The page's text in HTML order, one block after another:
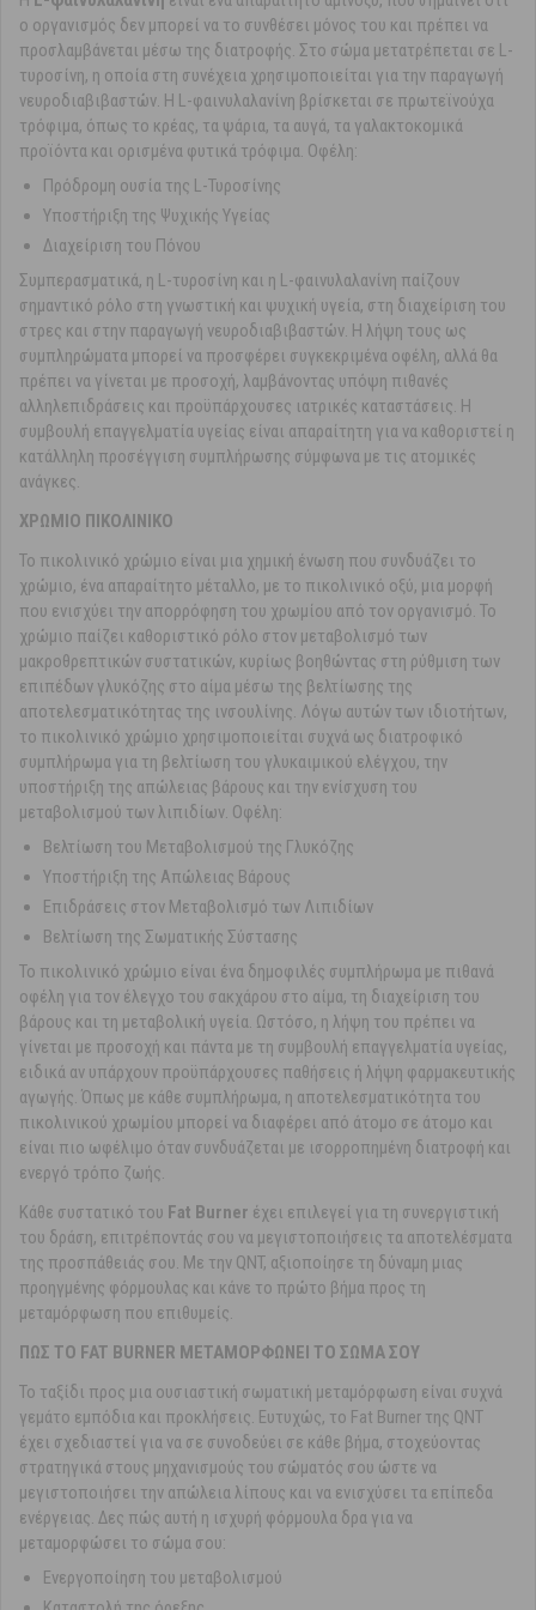
ο οργανισμός δεν μπορεί να το συνθέσει μόνος του και πρέπει να
προσλαμβάνεται μέσω της διατροφής. Στο σώμα μετατρέπεται σε L-
τυροσίνη, η οποία στη συνέχεια χρησιμοποιείται για την παραγωγή
νευροδιαβιβαστών. Η L-φαινυλαλανίνη βρίσκεται σε πρωτεϊνούχα
τρόφιμα, όπως το κρέας, τα ψάρια, τα αυγά, τα γαλακτοκομικά
προϊόντα και ορισμένα φυτικά τρόφιμα. Οφέλη:
Πρόδρομη ουσία της L-Τυροσίνης
Υποστήριξη της Ψυχικής Υγείας
Διαχείριση του Πόνου
Συμπερασματικά, η L-τυροσίνη και η L-φαινυλαλανίνη παίζουν
σημαντικό ρόλο στη γνωστική και ψυχική υγεία, στη διαχείριση του
στρες και στην παραγωγή νευροδιαβιβαστών. Η λήψη τους ως
συμπληρώματα μπορεί να προσφέρει συγκεκριμένα οφέλη, αλλά θα
πρέπει να γίνεται με προσοχή, λαμβάνοντας υπόψη πιθανές
αλληλεπιδράσεις και προϋπάρχουσες ιατρικές καταστάσεις. Η
συμβουλή επαγγελματία υγείας είναι απαραίτητη για να καθοριστεί η
κατάλληλη προσέγγιση συμπλήρωσης σύμφωνα με τις ατομικές
ανάγκες.
ΧΡΩΜΙΟ ΠΙΚΟΛΙΝΙΚΟ
Το πικολινικό χρώμιο είναι μια χημική ένωση που συνδυάζει το
χρώμιο, ένα απαραίτητο μέταλλο, με το πικολινικό οξύ, μια μορφή
που ενισχύει την απορρόφηση του χρωμίου από τον οργανισμό. Το
χρώμιο παίζει καθοριστικό ρόλο στον μεταβολισμό των
μακροθρεπτικών συστατικών, κυρίως βοηθώντας στη ρύθμιση των
επιπέδων γλυκόζης στο αίμα μέσω της βελτίωσης της
αποτελεσματικότητας της ινσουλίνης. Λόγω αυτών των ιδιοτήτων,
το πικολινικό χρώμιο χρησιμοποιείται συχνά ως διατροφικό
συμπλήρωμα για τη βελτίωση του γλυκαιμικού ελέγχου, την
υποστήριξη της απώλειας βάρους και την ενίσχυση του
μεταβολισμού των λιπιδίων. Οφέλη:
Βελτίωση του Μεταβολισμού της Γλυκόζης
Υποστήριξη της Απώλειας Βάρους
Επιδράσεις στον Μεταβολισμό των Λιπιδίων
Βελτίωση της Σωματικής Σύστασης
Το πικολινικό χρώμιο είναι ένα δημοφιλές συμπλήρωμα με πιθανά
οφέλη για τον έλεγχο του σακχάρου στο αίμα, τη διαχείριση του
βάρους και τη μεταβολική υγεία. Ωστόσο, η λήψη του πρέπει να
γίνεται με προσοχή και πάντα με τη συμβουλή επαγγελματία υγείας,
ειδικά αν υπάρχουν προϋπάρχουσες παθήσεις ή λήψη φαρμακευτικής
αγωγής. Όπως με κάθε συμπλήρωμα, η αποτελεσματικότητα του
πικολινικού χρωμίου μπορεί να διαφέρει από άτομο σε άτομο και
είναι πιο ωφέλιμο όταν συνδυάζεται με ισορροπημένη διατροφή και
ενεργό τρόπο ζωής.
Κάθε συστατικό του Fat Burner έχει επιλεγεί για τη συνεργιστική
του δράση, επιτρέποντάς σου να μεγιστοποιήσεις τα αποτελέσματα
της προσπάθειάς σου. Με την QNT, αξιοποίησε τη δύναμη μιας
προηγμένης φόρμουλας και κάνε το πρώτο βήμα προς τη
μεταμόρφωση που επιθυμείς.
ΠΩΣ ΤΟ FAT BURNER ΜΕΤΑΜΟΡΦΩΝΕΙ ΤΟ ΣΩΜΑ ΣΟΥ
Το ταξίδι προς μια ουσιαστική σωματική μεταμόρφωση είναι συχνά
γεμάτο εμπόδια και προκλήσεις. Ευτυχώς, το Fat Burner της QNT
έχει σχεδιαστεί για να σε συνοδεύει σε κάθε βήμα, στοχεύοντας
στρατηγικά στους μηχανισμούς του σώματός σου ώστε να
μεγιστοποιήσει την απώλεια λίπους και να ενισχύσει τα επίπεδα
ενέργειας. Δες πώς αυτή η ισχυρή φόρμουλα δρα για να
μεταμορφώσει το σώμα σου:
Ενεργοποίηση του μεταβολισμού